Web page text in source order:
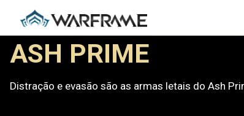
ASH PRIME
Distração e evasão são as armas letais do Ash